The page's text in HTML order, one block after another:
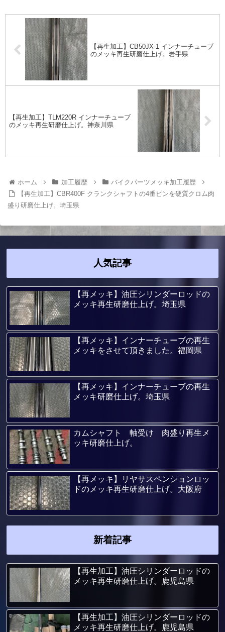
【再生加工】CB50JX-1 インナーチューブ
のメッキ再生研磨仕上げ。岩手県
【再生加工】TLM220R インナーチューブ
のメッキ再生研磨仕上げ。神奈川県
ホーム 加工履歴
バイクパーツメッキ加工履歴
【再生加工】CBR400F クランクシャフトの4番ピンを硬質クロム肉
盛り研磨仕上げ。埼玉県
人気記事
【再メッキ】油圧シリンダーロッドの
メッキ再生研磨仕上げ。埼玉県
【再メッキ】インナーチューブの再生
メッキをさせて頂きました。福岡県
【再メッキ】インナーチューブの再生
メッキ研磨仕上げ。埼玉県
カムシャフト 軸受け 肉盛り再生メ
ッキ研磨仕上げ。
【再メッキ】リヤサスペンションロッ
ドのメッキ再生研磨仕上げ。大阪府
新着記事
【再生加工】油圧シリンダーロッドの
メッキ再生研磨仕上げ。鹿児島県
【再生加工】油圧シリンダーロッドの
メッキ再生研磨仕上げ。鹿児島県